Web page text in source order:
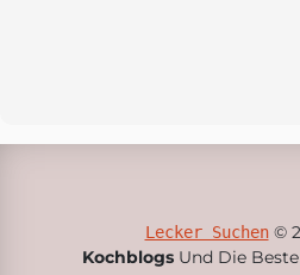
Lecker Suchen©
Kochblogs Und Die Beste